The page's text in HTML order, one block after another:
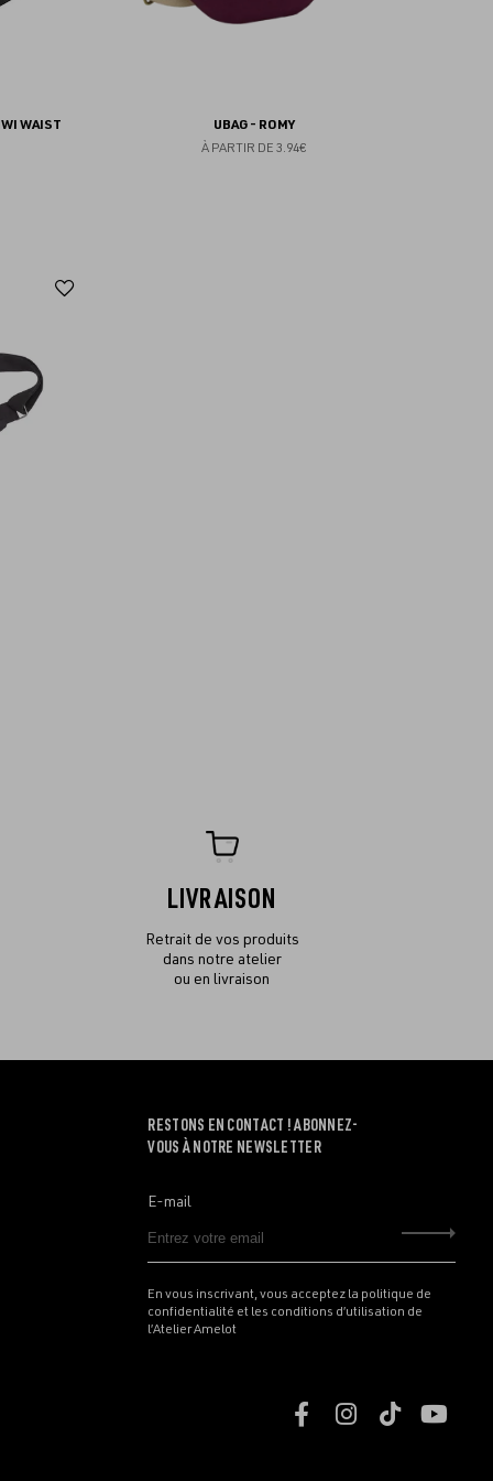
WAIST
UBAG - ROMY
À PARTIR DE 3.94€
LIVRAISON
Retrait de vos produits
dans notre atelier
ou en livraison
RESTONS EN CONTACT ! ABONNEZ-
VOUS À NOTRE NEWSLETTER
E-mail
En vous inscrivant, vous acceptez la politique de
confidentialité et les conditions d’utilisation de
l’Atelier Amelot
Retrouvez
Retrouvez